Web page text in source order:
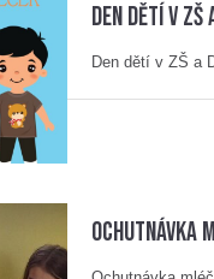
Den dětí v
Den dětí v ZŠ a
Ochutnávka